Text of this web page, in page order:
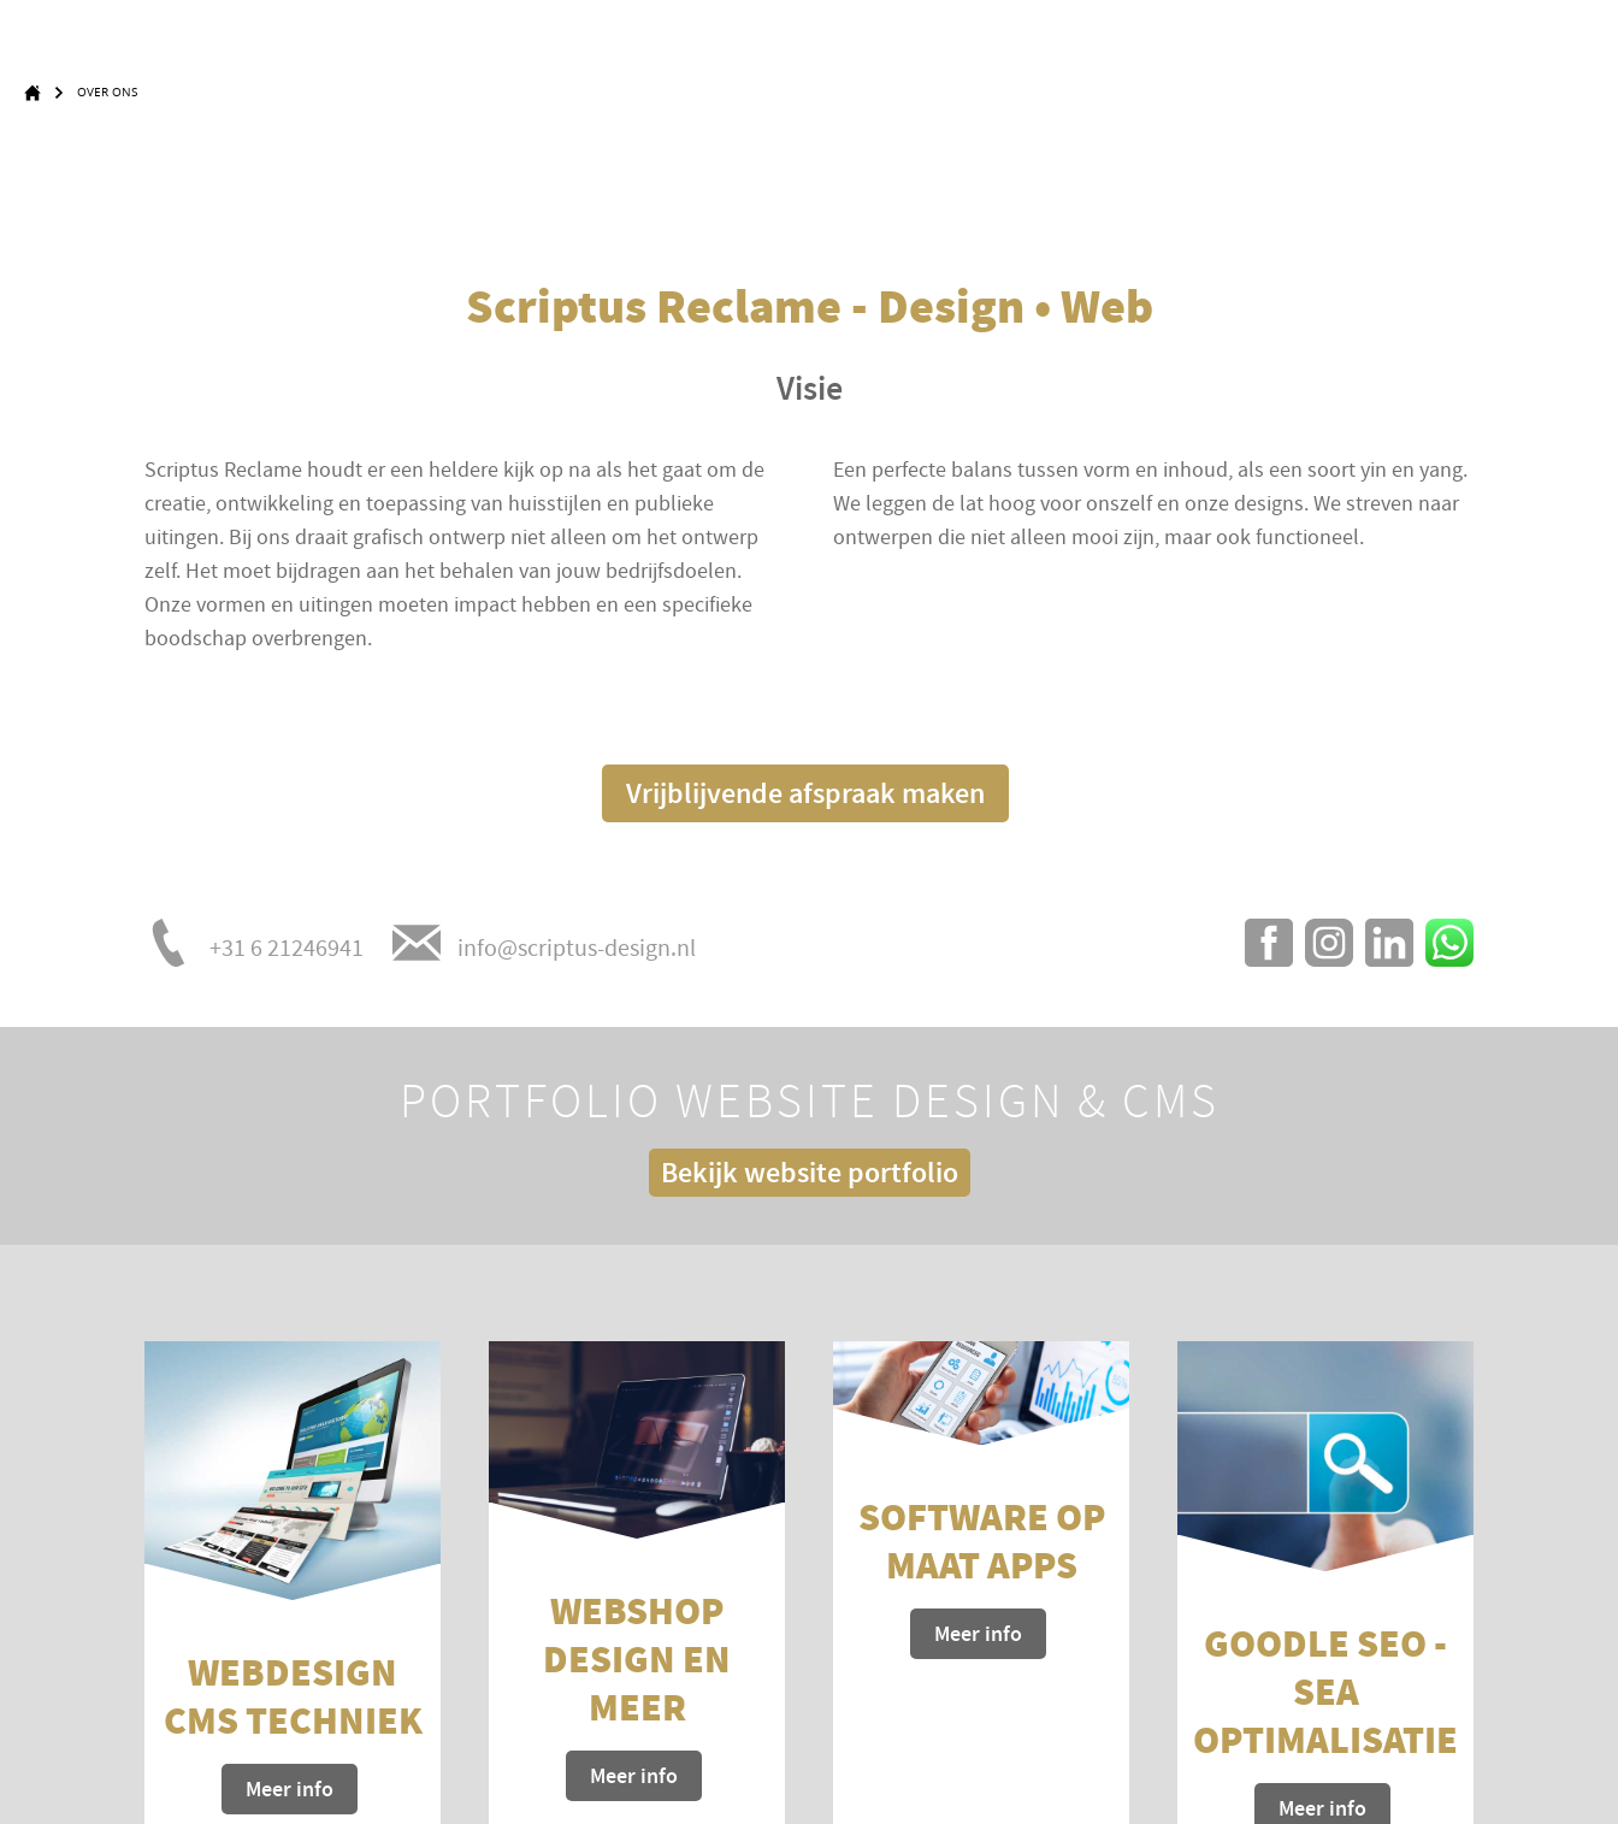
OVER ONS
Scriptus Reclame - Design • Web
Visie
Scriptus Reclame houdt er een heldere kijk op na als het gaat om de
creatie, ontwikkeling en toepassing van huisstijlen en publieke
uitingen. Bij ons draait grafisch ontwerp niet alleen om het ontwerp
zelf. Het moet bijdragen aan het behalen van jouw bedrijfsdoelen.
Onze vormen en uitingen moeten impact hebben en een specifieke
boodschap overbrengen.
Een perfecte balans tussen vorm en inhoud, als een soort yin en yang.
We leggen de lat hoog voor onszelf en onze designs. We streven naar
ontwerpen die niet alleen mooi zijn, maar ook functioneel.
Vrijblijvende afspraak maken
+31 6 21246941 info@scriptus-design.nl
PORTFOLIO WEBSITE DESIGN & CMS
Bekijk website portfolio
WEBDESIGN
CMS TECHNIEK
Meer info
WEBSHOP
DESIGN EN
MEER
Meer info
SOFTWARE OP
MAAT APPS
Meer info
GOODLE SEO -
SEA
OPTIMALISATIE
Meer info